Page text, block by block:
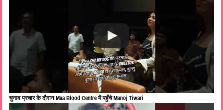
चुनाव प्रचार के दौरान Maa Blood Centre में पहुँचे Manoj Tiwari